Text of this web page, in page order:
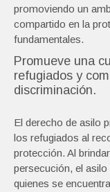
promoviendo un
compartido en la
fundamentales.
Promueve una
refugiados y
discriminación.
El derecho de asilo
los refugiados al
protección. Al
persecución, el
quienes se